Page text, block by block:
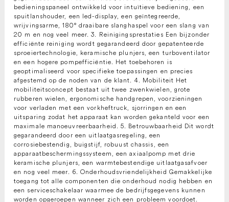
bedieningspaneel ontwikkeld voor intuïtieve bediening, een
spuitlanshouder, een led-display, een geïntegreerde,
wrijvingsarme, 180° draaibare slanghaspel voor een slang van
20 m en nog veel meer. 3. Reinigingsprestaties Een bijzonder
efficiënte reiniging wordt gegarandeerd door gepatenteerde
sproeiertechnologie, keramische plunjers, een turboventilator
en een hogere pompefficiëntie. Het toebehoren is
geoptimaliseerd voor specifieke toepassingen en precies
afgestemd op de noden van de klant. 4. Mobiliteit Het
mobiliteitsconcept bestaat uit twee zwenkwielen, grote
rubberen wielen, ergonomische handgrepen, voorzieningen
voor verladen met een vorkheftruck, sjorringen en een
uitsparing zodat het apparaat kan worden gekanteld voor een
maximale manoeuvreerbaarheid. 5. Betrouwbaarheid Dit wordt
gegarandeerd door een uitlaatgasregeling, een
corrosiebestendig, buigstijf, robuust chassis, een
apparaatbeschermingssysteem, een axiaalpomp met drie
keramische plunjers, een warmtebestendige uitlaatgasafvoer
en nog veel meer. 6. Onderhoudsvriendelijkheid Gemakkelijke
toegang tot alle componenten die onderhoud nodig hebben en
een serviceschakelaar waarmee de bedrijfsgegevens kunnen
worden opgeroepen wanneer zich een probleem voordoet.